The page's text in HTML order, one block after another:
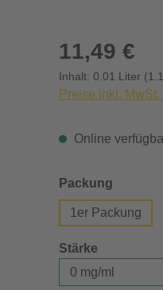
Regulärer Preis:
11,49 €
Inhalt: 0.01 Liter
Preise inkl.
Online
Packung
1er Packung
Stärke